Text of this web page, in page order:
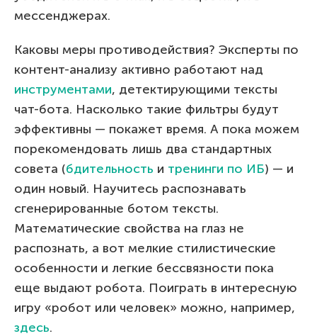
мессенджерах.
Каковы меры противодействия? Эксперты по
контент-анализу активно работают над
инструментами, детектирующими тексты
чат-бота. Насколько такие фильтры будут
эффективны — покажет время. А пока можем
порекомендовать лишь два стандартных
совета (бдительность и тренинги по ИБ) — и
один новый. Научитесь распознавать
сгенерированные ботом тексты.
Математические свойства на глаз не
распознать, а вот мелкие стилистические
особенности и легкие бессвязности пока
еще выдают робота. Поиграть в интересную
игру «робот или человек» можно, например,
здесь.